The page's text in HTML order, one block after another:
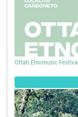
Ottati Etnomusic Festival